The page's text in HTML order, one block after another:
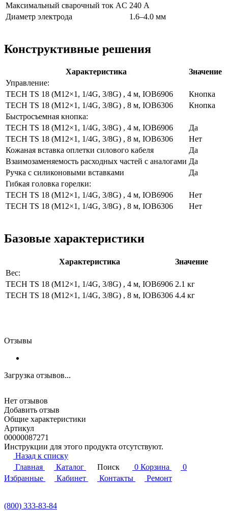
Максимальный сварочный ток AC 240 А
Диаметр электрода
1.6–4.0 мм
Конструктивные решения
Характеристика
Значение
Управление:
TECH TS 18 (M12×1, 1/4G, 3/8G) , 4 м, IOB6906
Кнопка
TECH TS 18 (M12×1, 1/4G, 3/8G) , 8 м, IOB6306
Кнопка
Быстросъемная кнопка:
TECH TS 18 (M12×1, 1/4G, 3/8G) , 4 м, IOB6906
Да
TECH TS 18 (M12×1, 1/4G, 3/8G) , 8 м, IOB6306
Нет
Кожаная вставка оплетки силового кабеля
Да
Взаимозаменяемость расходных частей с аналогами Да
Ручка с силиконовыми вставками
Да
Гибкая головка горелки:
TECH TS 18 (M12×1, 1/4G, 3/8G) , 4 м, IOB6906
Нет
TECH TS 18 (M12×1, 1/4G, 3/8G) , 8 м, IOB6306
Нет
Базовые характеристики
Характеристика
Значение
Вес:
TECH TS 18 (M12×1, 1/4G, 3/8G) , 4 м, IOB6906 2.1 кг
TECH TS 18 (M12×1, 1/4G, 3/8G) , 8 м, IOB6306 4.4 кг
Отзывы
Загрузка отзывов...
Нет отзывов
Добавить отзыв
Общие характеристики
Артикул
00000087271
Инструкции для этого продукта отсутствуют.
Назад к списку
Главная
Каталог Поиск 0 Корзина
0
Избранные
Кабинет Контакты Ремонт
(800) 333-83-84